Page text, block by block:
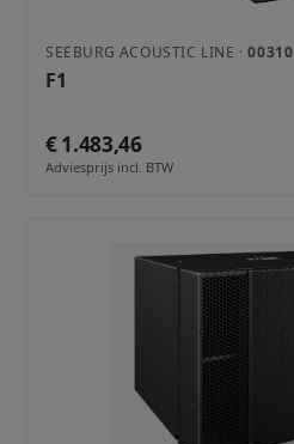
SEEBURG ACOUSTIC LINE ·00310
F1
€ 1.483,46
Adviesprijs incl. BTW